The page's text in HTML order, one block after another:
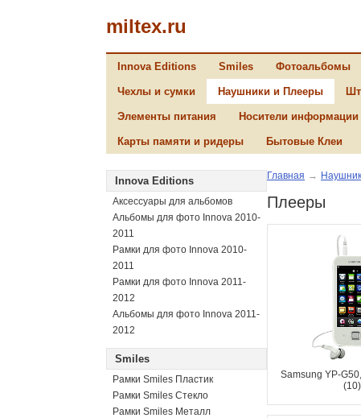
miltex.ru
Innova Editions Smiles Фотоальбомы
Чехлы и сумки Наушники и Плееры
Элементы питания Носители информации
Карты памяти и ридеры Бытовые Клеи
Innova Editions
Аксессуары для альбомов
Альбомы для фото Innova 2010-
2011
Рамки для фото Innova 2010-
2011
Рамки для фото Innova 2011-
2012
Альбомы для фото Innova 2011-
2012
Smiles
Рамки Smiles Пластик
Рамки Smiles Стекло
Рамки Smiles Металл
Главная →
Плееры
Samsung YP-
(10)